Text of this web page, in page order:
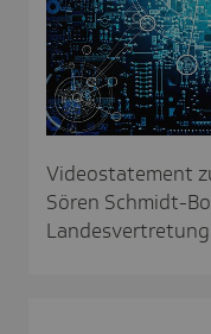
Videostatement
Sören Schmidt-